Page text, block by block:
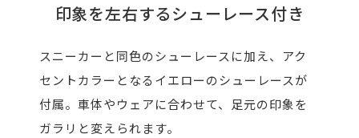
印象を左右するシューレース付き
スニーカーと同色のシューレースに加え、アク
セントカラーとなるイエローのシューレースが
付属。車体やウェアに合わせて、足元の印象を
ガラリと変えられます。